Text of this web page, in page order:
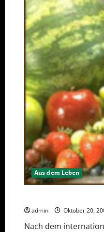
Aus dem Leben
admin Oktober 20,
Nach dem